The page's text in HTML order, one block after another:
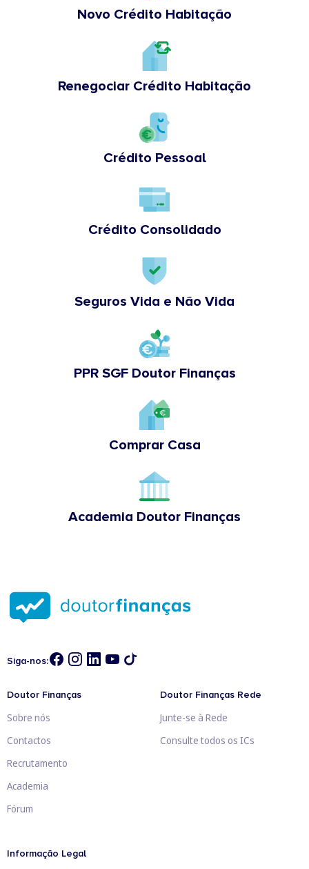
Novo Crédito Habitação
Renegociar Crédito Habitação
Crédito Pessoal
Crédito Consolidado
Seguros Vida e Não Vida
PPR SGF Doutor Finanças
Comprar Casa
Academia Doutor Finanças
Siga-nos:
Doutor Finanças
Sobre nós
Contactos
Recrutamento
Academia
Fórum
Doutor Finanças Rede
Junte-se à Rede
Consulte todos os ICs
Informação Legal